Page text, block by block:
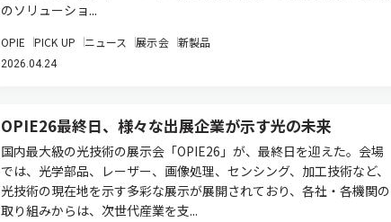
のソリューショ...
OPIE PICK UP ニュース 展示会 新製品
2026.04.24
OPIE26最終日、様々な出展企業が示す光の未来
国内最大級の光技術の展示会「OPIE26」が、最終日を迎えた。会場
では、光学部品、レーザー、画像処理、センシング、加工技術など、
光技術の現在地を示す多彩な展示が展開されており、各社・各機関の
取り組みからは、次世代産業を支...